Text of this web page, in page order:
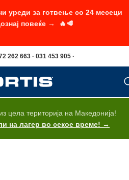
262 663 · 031 453 905 ·
цела територија на Македонија!
на лагер во секое време! →
уреди за готвење со 24 месеци
повеќе → 🔥🥩